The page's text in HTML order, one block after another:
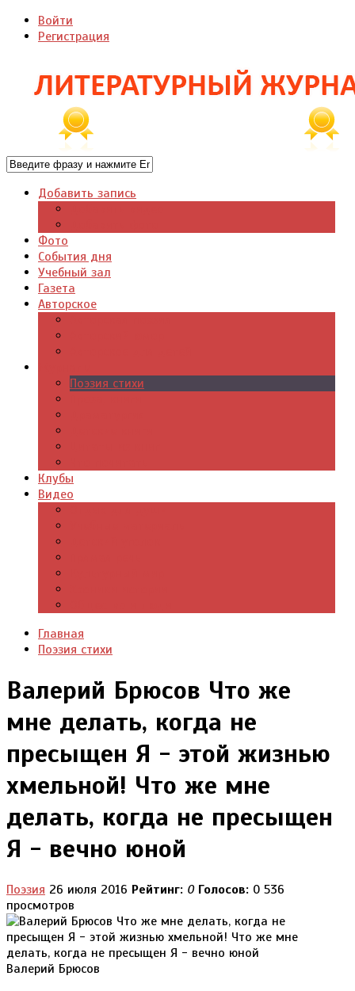
Войти
Регистрация
Добавить запись
Фото
События дня
Учебный зал
Газета
Авторское
Поэзия стихи
Клубы
Видео
Главная
Поэзия стихи
Валерий Брюсов Что же
мне делать, когда не
пресыщен Я - этой жизнью
хмельной! Что же мне
делать, когда не пресыщен
Я - вечно юной
Поэзия 26 июля 2016 Рейтинг: 0 Голосов: 0 536
просмотров
Валерий Брюсов